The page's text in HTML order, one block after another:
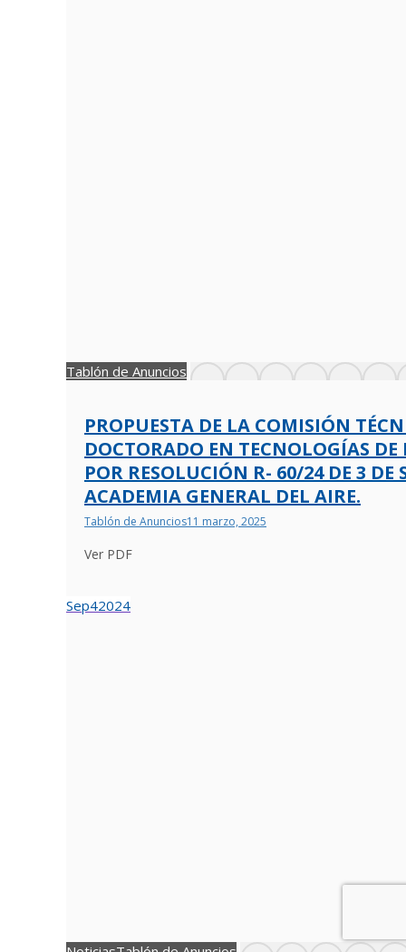
Tablón de Anuncios
PROPUESTA DE LA COMISIÓN
DOCTORADO EN TECNOLOGÍAS
POR RESOLUCIÓN R- 60/24 DE 3
ACADEMIA GENERAL DEL AIRE.
Tablón de Anuncios11 marzo, 2025
Ver PDF
Sep42024